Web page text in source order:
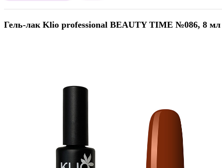
Гель-лак Klio professional BEAUTY TIME №086, 8 мл